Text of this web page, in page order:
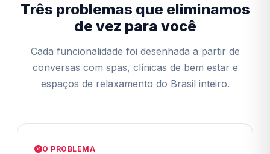
Três problemas que eliminamos
de vez para você
Cada funcionalidade foi desenhada a partir de
conversas com spas, clínicas de bem estar e
espaços de relaxamento do Brasil inteiro.
O PROBLEMA